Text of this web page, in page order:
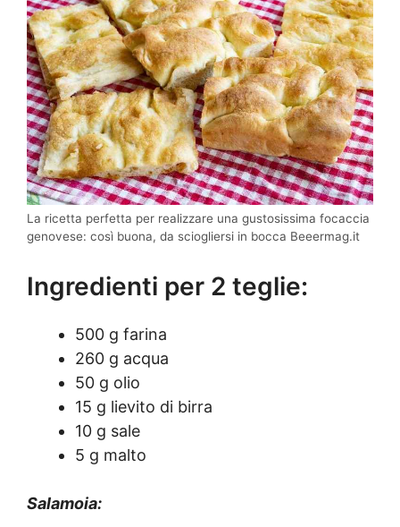
La ricetta perfetta per realizzare una gustosissima focaccia
genovese: così buona, da sciogliersi in bocca Beeermag.it
Ingredienti per 2 teglie:
500 g farina
260 g acqua
50 g olio
15 g lievito di birra
10 g sale
5 g malto
Salamoia: